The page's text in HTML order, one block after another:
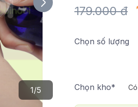
1/5
179.000đ
Chọn số lượng
Chọn kho* Có